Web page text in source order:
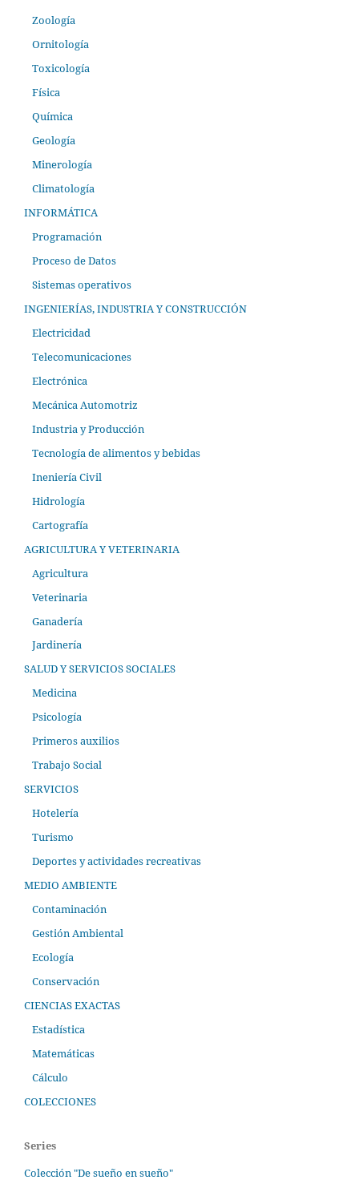
Zoología
Ornitología
Toxicología
Física
Química
Geología
Minerología
Climatología
INFORMÁTICA
Programación
Proceso de Datos
Sistemas operativos
INGENIERÍAS, INDUSTRIA Y CONSTRUCCIÓN
Electricidad
Telecomunicaciones
Electrónica
Mecánica Automotriz
Industria y Producción
Tecnología de alimentos y bebidas
Ineniería Civil
Hidrología
Cartografía
AGRICULTURA Y VETERINARIA
Agricultura
Veterinaria
Ganadería
Jardinería
SALUD Y SERVICIOS SOCIALES
Medicina
Psicología
Primeros auxilios
Trabajo Social
SERVICIOS
Hotelería
Turismo
Deportes y actividades recreativas
MEDIO AMBIENTE
Contaminación
Gestión Ambiental
Ecología
Conservación
CIENCIAS EXACTAS
Estadística
Matemáticas
Cálculo
COLECCIONES
Series
Colección "De sueño en sueño"